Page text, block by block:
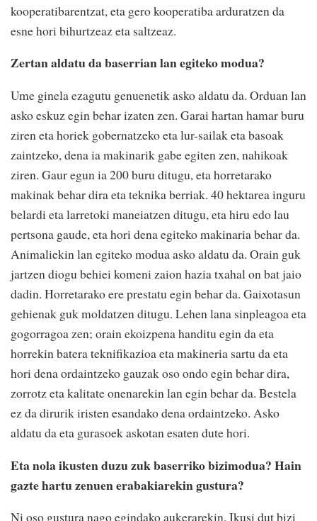
kooperatibarentzat, eta gero kooperatiba arduratzen da
esne hori bihurtzeaz eta saltzeaz.
Zertan aldatu da baserrian lan egiteko modua?
Ume ginela ezagutu genuenetik asko aldatu da. Orduan lan
asko eskuz egin behar izaten zen. Garai hartan hamar buru
ziren eta horiek gobernatzeko eta lur-sailak eta basoak
zaintzeko, dena ia makinarik gabe egiten zen, nahikoak
ziren. Gaur egun ia 200 buru ditugu, eta horretarako
makinak behar dira eta teknika berriak. 40 hektarea inguru
belardi eta larretoki maneiatzen ditugu, eta hiru edo lau
pertsona gaude, eta hori dena egiteko makinaria behar da.
Animaliekin lan egiteko modua asko aldatu da. Orain guk
jartzen diogu behiei komeni zaion hazia txahal on bat jaio
dadin. Horretarako ere prestatu egin behar da. Gaixotasun
gehienak guk moldatzen ditugu. Lehen lana sinpleagoa eta
gogorragoa zen; orain ekoizpena handitu egin da eta
horrekin batera teknifikazioa eta makineria sartu da eta
hori dena ordaintzeko gauzak oso ondo egin behar dira,
zorrotz eta kalitate onenarekin lan egin behar da. Bestela
ez da dirurik iristen esandako dena ordaintzeko. Asko
aldatu da eta gurasoek askotan esaten dute hori.
Eta nola ikusten duzu zuk baserriko bizimodua? Hain
gazte hartu zenuen erabakiarekin gustura?
Ni oso gustura nago egindako aukerarekin. Ikusi dut bizi